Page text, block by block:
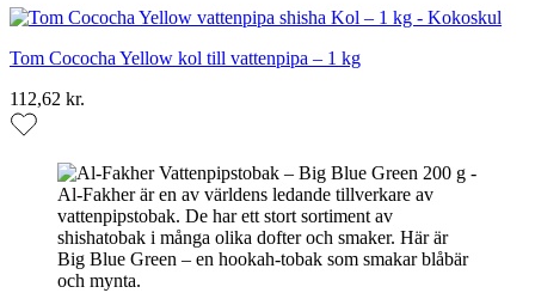
Tom Cococha Yellow kol till vattenpipa – 1 kg
112,62 kr.
Al-Fakher är en av världens ledande tillverkare av
vattenpipstobak. De har ett stort sortiment av
shishatobak i många olika dofter och smaker. Här är
Big Blue Green – en hookah-tobak som smakar blåbär
och mynta.